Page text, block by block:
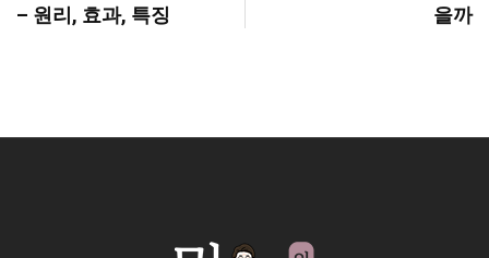
– 원리, 효과, 특징
을까